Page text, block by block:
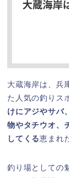
大蔵海岸は、兵
た人気の釣りス
けにアジやサバ
物やタチウオ、
してくる恵まれ
釣り場としての